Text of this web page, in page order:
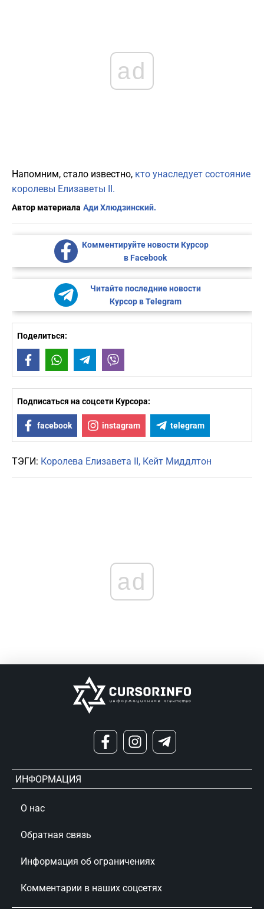
ad
Напомним, стало известно, кто унаследует состояние
королевы Елизаветы ІІ.
Автор материала Ади Хлюдзинский.
Комментируйте новости Курсор
в Facebook
Читайте последние новости
Курсор в Telegram
Поделиться:
FacebookWhatsAppTelegram
Подписаться на соцсети Курсора:
facebook instagram telegram
ТЭГИ: Королева Елизавета II Кейт Миддлтон
ad
ИНФОРМАЦИЯ
О нас
Обратная связь
Информация об ограничениях
Комментарии в наших соцсетях